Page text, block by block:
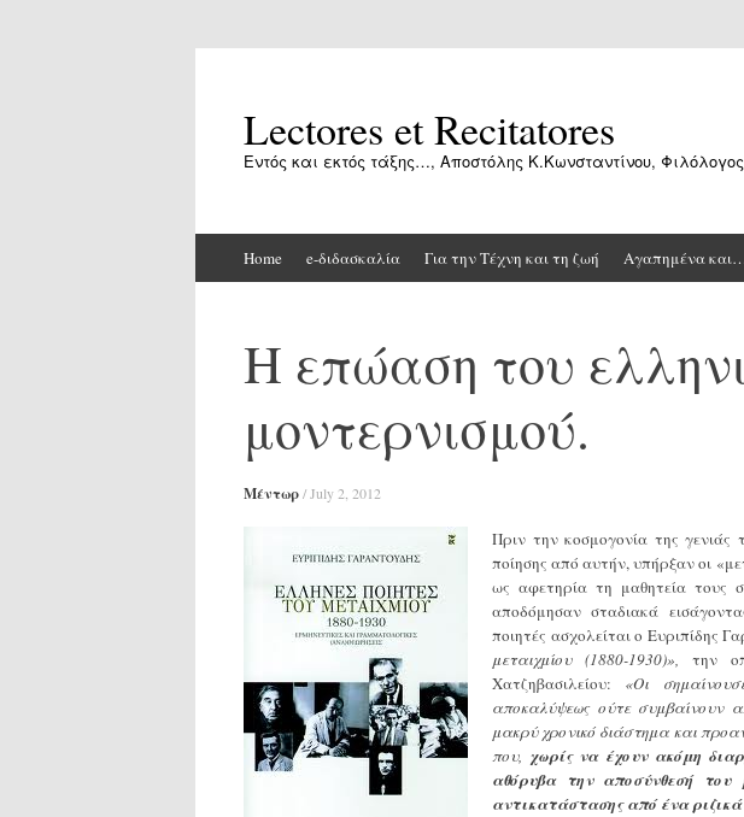
Lectores et Recitatores
Εντός και εκτός τάξης…, Αποστόλης Κ.Κωνσταντίνου,
to
Home e-διδασκαλία Για την Τέχνη και τη ζωή Αγαπημένα
Η επώαση του
μοντερνισμού.
Μέντωρ/ July 2, 2012
Πριν την κοσμογονία της γενιάς
ποίησης από αυτήν, υπήρξαν οι
ως αφετηρία τη μαθητεία τους
αποδόμησαν σταδιακά
ποιητές ασχολείται ο Ευριπίδης
μεταιχμίου (1880-1930)», την
Χατζηβασιλείου: «Οι
αποκαλύψεως ούτε συμβαίνουν
μακρύ χρονικό διάστημα και
που, χωρίς να έχουν ακόμη
αθόρυβα την αποσύνθεσή
αντικατάστασης από ένα